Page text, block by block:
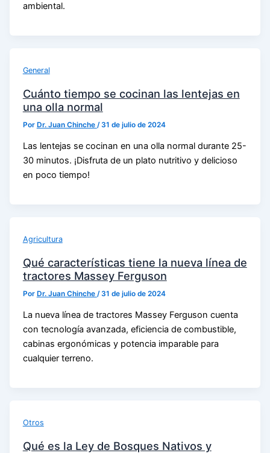
ambiental.
General
Cuánto tiempo se cocinan las lentejas en
una olla normal
Por Dr. Juan Chinche /31 de julio de 2024
Las lentejas se cocinan en una olla normal durante 25-
30 minutos. ¡Disfruta de un plato nutritivo y delicioso
en poco tiempo!
Agricultura
Qué características tiene la nueva línea de
tractores Massey Ferguson
Por Dr. Juan Chinche /31 de julio de 2024
La nueva línea de tractores Massey Ferguson cuenta
con tecnología avanzada, eficiencia de combustible,
cabinas ergonómicas y potencia imparable para
cualquier terreno.
Otros
Qué es la Ley de Bosques Nativos y